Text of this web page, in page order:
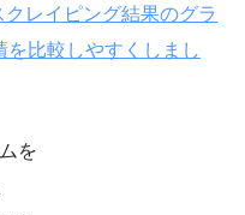
クレイピング結果のグラ
比較しやすくしまし
を